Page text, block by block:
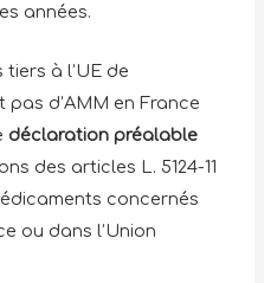
années.
à l’UE de
d’AMM en France
déclaration préalable
des articles L. 5124-11
concernés
ou dans l’Union